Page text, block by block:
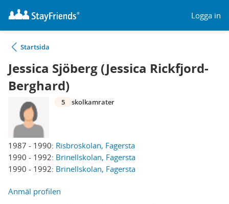
Logga in
Startsida
Jessica Sjöberg (Jessica Rickfjord-
Berghard)
1987 - 1990: Risbroskolan, Fagersta
1990 - 1992: Brinellskolan, Fagersta
1990 - 1992: Brinellskolan, Fagersta
5 skolkamrater
Anmäl profilen